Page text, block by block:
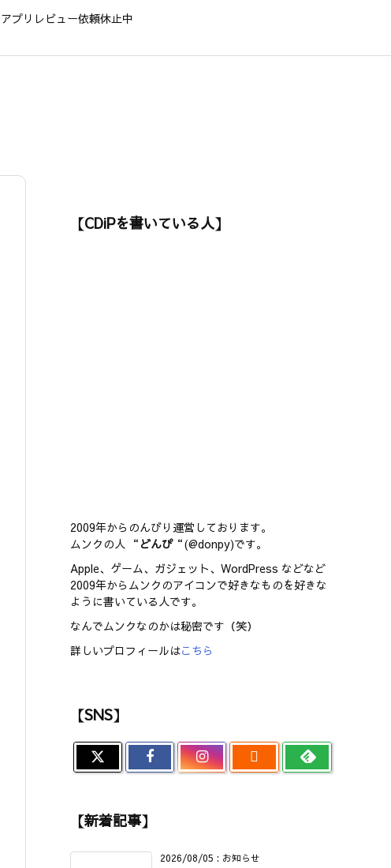
アプリレビュー依頼休止中
【CDiPを書いている人】
2009年からのんびり運営しております。
ムンクの人 “ どんぴ“(@donpy)です。
Apple、ゲーム、ガジェット、WordPress などなど
2009年からムンクのアイコンで好きなものを好きな
ように書いている人です。
なんでムンクなのかは秘密です（笑）
詳しいプロフィールはこちら
【SNS】

【新着記事】
2026/08/05 : お知らせ